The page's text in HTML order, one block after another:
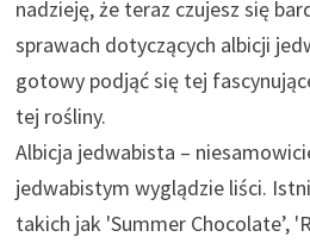
nadzieję, że teraz czujesz się
sprawach dotyczących albicji
gotowy podjąć się tej
tej rośliny.
Albicja jedwabista –
jedwabistym wyglądzie liści.
takich jak 'Summer Chocolate’,